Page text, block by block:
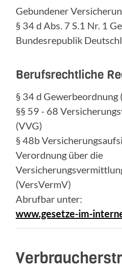
Gebundener
§ 34 d Abs. 7 S.1 Nr. 1
Bundesrepublik
Berufsrechtliche
§ 34 d Gewerbeordnung
§§ 59 - 68
(VVG)
§ 48b
Verordnung über die
(VersVermV)
Abrufbar unter:
www.gesetze-im-